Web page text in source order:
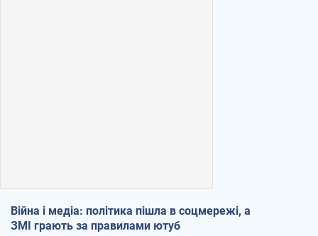
Війна і медіа: політика пішла в соцмережі, а
ЗМІ грають за правилами ютуб